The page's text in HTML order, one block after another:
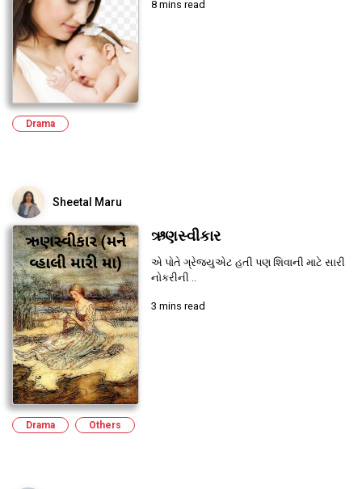
8 mins read
Drama
Sheetal Maru
ઋણસ્વીકાર
એ પોતે ગ્રેજ્યુએટ હતી પણ શિવાની માટે સારી
નોકરીની ..
3 mins read
Drama Others